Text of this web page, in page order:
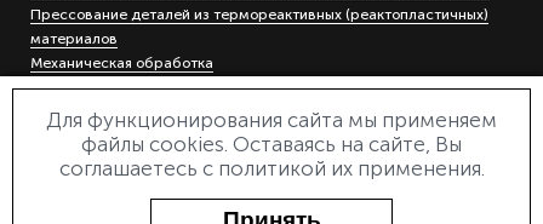
Прессование деталей из термореактивных (реактопластичных)
материалов
Механическая обработка
Холодная штамповка деталей на кривошипных прессах
Гальваническое покрытие металлов
Инструментальное производство
Электроэрозионная прошивная и вырезная обработка
Для функционирования сайта мы применяем
файлы cookies. Оставаясь на сайте, Вы
соглашаетесь с политикой их применения.